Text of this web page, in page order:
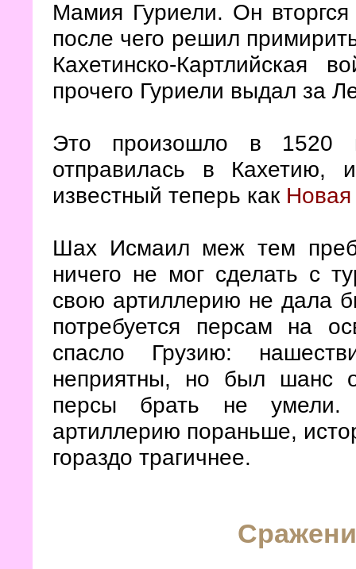
Мамия Гуриели. Он
после чего решил
Кахетинско-Картлийская
прочего Гуриели выдал за
Это произошло в 1520
отправилась в Кахетию,
известный теперь как
Шах Исмаил меж тем
ничего не мог сделать с
свою артиллерию не дала
потребуется персам на
спасло Грузию:
неприятны, но был шанс
персы брать не
артиллерию пораньше,
гораздо трагичнее.